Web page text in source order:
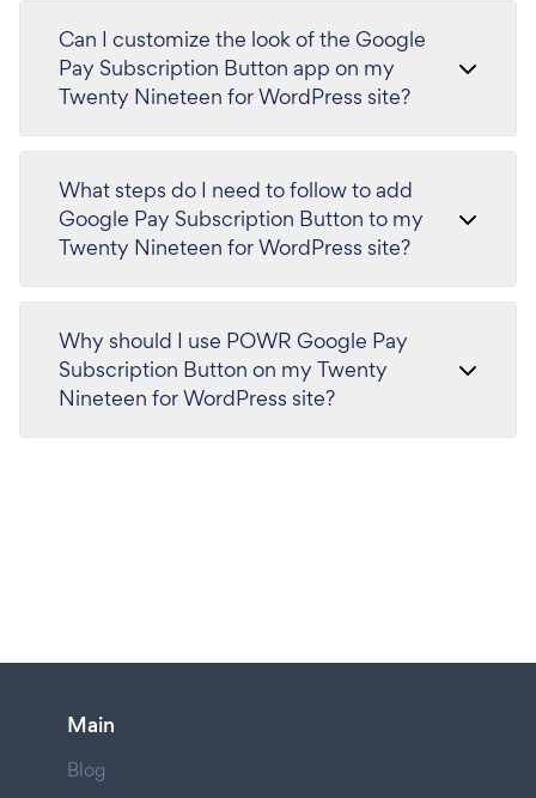
Can I customize the look of the Google
Pay Subscription Button app on my
Twenty Nineteen for WordPress site?
What steps do I need to follow to add
Google Pay Subscription Button to my
Twenty Nineteen for WordPress site?
Why should I use POWR Google Pay
Subscription Button on my Twenty
Nineteen for WordPress site?
Main
Blog